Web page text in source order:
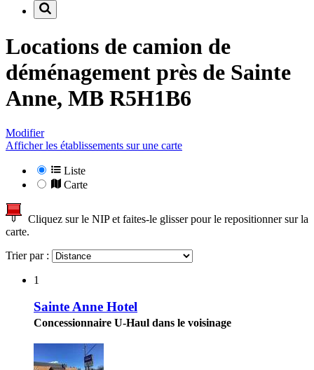
Locations de camion de
déménagement près de Sainte
Anne, MB R5H1B6
Modifier
Afficher les établissements sur une carte
Liste
Carte
Cliquez sur le NIP et faites-le glisser pour le repositionner sur la
carte.
Trier par :
1
Sainte Anne Hotel
Concessionnaire U-Haul dans le voisinage